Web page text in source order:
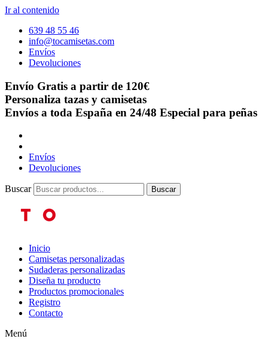
Ir al contenido
639 48 55 46
info@tocamisetas.com
Envíos
Devoluciones
Envío Gratis a partir de 120€
Personaliza tazas y camisetas
Envíos a toda España en 24/48 Especial para peñas
Envíos
Devoluciones
Buscar Buscar
Inicio
Camisetas personalizadas
Sudaderas personalizadas
Diseña tu producto
Productos promocionales
Registro
Contacto
Menú